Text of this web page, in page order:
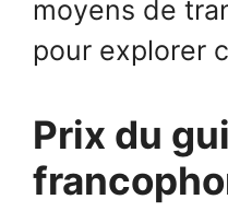
moyens de
pour explorer
Prix du